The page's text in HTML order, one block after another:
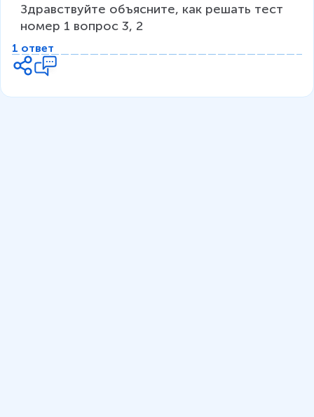
Здравствуйте объясните, как решать тест
номер 1 вопрос 3, 2
1 ответ